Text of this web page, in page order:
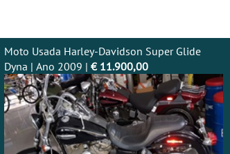
Moto Usada Harley-Davidson Super Glide
Dyna | Ano 2009 | € 11.900,00